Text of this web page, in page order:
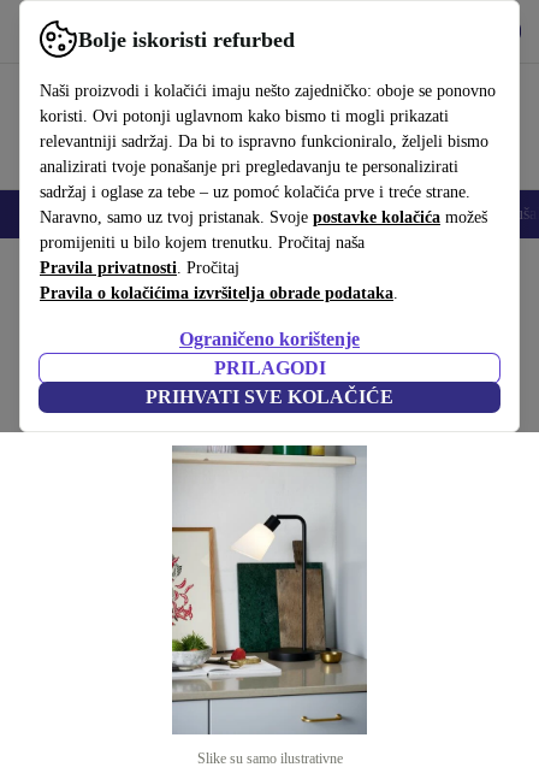
Bolje iskoristi refurbed
Naši proizvodi i kolačići imaju nešto zajedničko: oboje se ponovno
koristi. Ovi potonji uglavnom kako bismo ti mogli prikazati
relevantniji sadržaj. Da bi to ispravno funkcioniralo, željeli bismo
analizirati tvoje ponašanje pri pregledavanju te personalizirati
sadržaj i oglase za tebe – uz pomoć kolačića prve i treće strane.
Naravno, samo uz tvoj pristanak. Svoje postavke kolačića možeš
promijeniti u bilo kojem trenutku. Pročitaj naša
Pravila privatnosti. Pročitaj
Pravila o kolačićima izvršitelja obrade podataka.
Ograničeno korištenje
PRILAGODI
PRIHVATI SVE KOLAČIĆE
Koristi refurbed brzo i jednostavno
Mobiteli Prijenosna računala Tableti Pametni satovi Dodaci
Početna stranica Proizvodi Kućanstvo
Molli stolna lampa crn
Crna
(Prikupljanje recenzija)
Slike su samo ilustrativne